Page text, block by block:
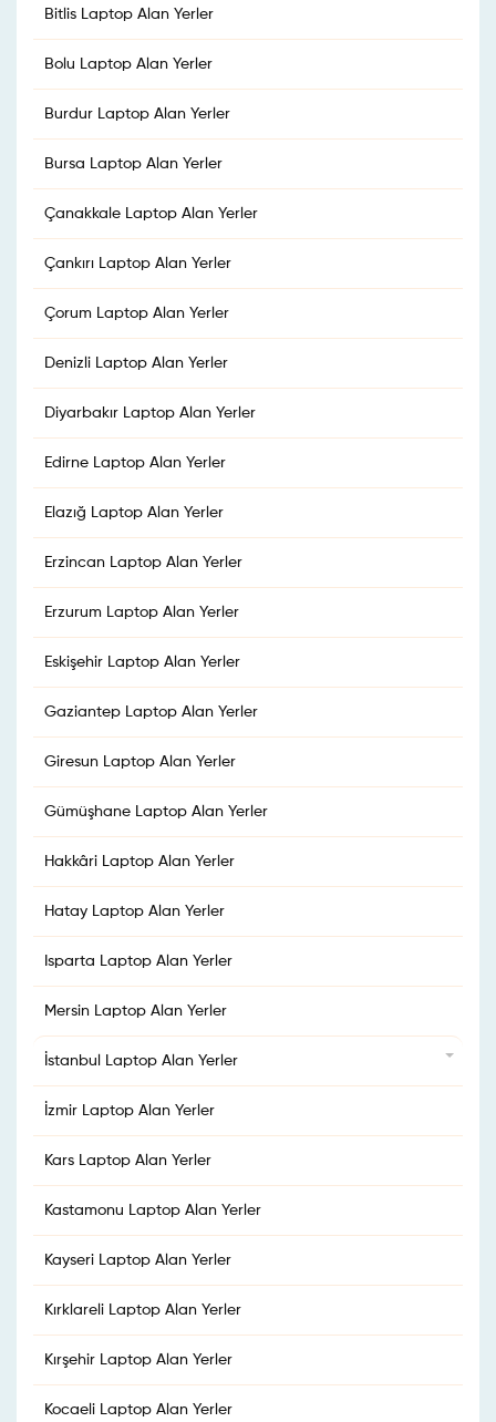
Bitlis Laptop Alan Yerler
Bolu Laptop Alan Yerler
Burdur Laptop Alan Yerler
Bursa Laptop Alan Yerler
Çanakkale Laptop Alan Yerler
Çankırı Laptop Alan Yerler
Çorum Laptop Alan Yerler
Denizli Laptop Alan Yerler
Diyarbakır Laptop Alan Yerler
Edirne Laptop Alan Yerler
Elazığ Laptop Alan Yerler
Erzincan Laptop Alan Yerler
Erzurum Laptop Alan Yerler
Eskişehir Laptop Alan Yerler
Gaziantep Laptop Alan Yerler
Giresun Laptop Alan Yerler
Gümüşhane Laptop Alan Yerler
Hakkâri Laptop Alan Yerler
Hatay Laptop Alan Yerler
Isparta Laptop Alan Yerler
Mersin Laptop Alan Yerler
İstanbul Laptop Alan Yerler
İzmir Laptop Alan Yerler
Kars Laptop Alan Yerler
Kastamonu Laptop Alan Yerler
Kayseri Laptop Alan Yerler
Kırklareli Laptop Alan Yerler
Kırşehir Laptop Alan Yerler
Kocaeli Laptop Alan Yerler